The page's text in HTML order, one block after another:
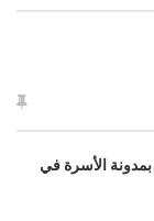
الأسرة في